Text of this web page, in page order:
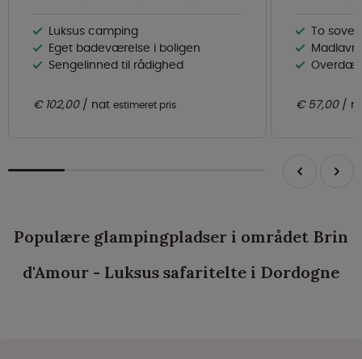
Luksus camping
Eget badeværelse i boligen
Sengelinned til rådighed
€ 102,00 nat estimeret pris
To
€ 57,00
Populære glampingpladser i området Brin
d'Amour - Luksus safaritelte i Dordogne